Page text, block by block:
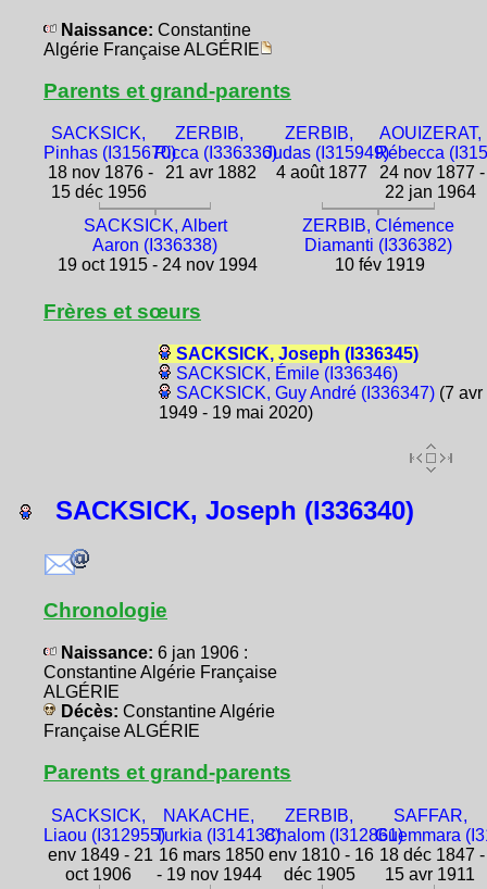
Naissance: Constantine
Algérie Française ALGÉRIE
Parents et grand-parents
SACKSICK,
Pinhas (I315670)
18 nov 1876 -
15 déc 1956
ZERBIB,
Ricca (I336336)
21 avr 1882
ZERBIB,
Judas (I315949)
4 août 1877
AOUIZERAT,
Rébecca
24 nov 1877 -
22 jan 1964
SACKSICK, Albert
Aaron (I336338)
19 oct 1915 - 24 nov 1994
ZERBIB, Clémence
Diamanti (I336382)
10 fév 1919
Frères et sœurs
SACKSICK, Joseph (I336345)
SACKSICK, Émile (I336346)
SACKSICK, Guy André (I336347)(7 avr
1949 - 19 mai 2020)
SACKSICK, Joseph (I336340)
Chronologie
Naissance: 6 jan 1906 :
Constantine Algérie Française
ALGÉRIE
Décès: Constantine Algérie
Française ALGÉRIE
Parents et grand-parents
SACKSICK,
Liaou (I312955)
env 1849 - 21
oct 1906
NAKACHE,
Turkia (I314138)
16 mars 1850
- 19 nov 1944
ZERBIB,
Chalom (I312861)
env 1810 - 16
déc 1905
SAFFAR,
Guemmara
18 déc 1847 -
15 avr 1911